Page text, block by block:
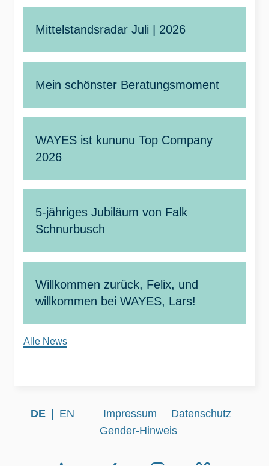
Mittelstandsradar Juli | 2026
Mein schönster Beratungsmoment
WAYES ist kununu Top Company
2026
5-jähriges Jubiläum von Falk
Schnurbusch
Willkommen zurück, Felix, und
willkommen bei WAYES, Lars!
Alle News
DE EN Impressum
Datenschutz
Gender-Hinweis